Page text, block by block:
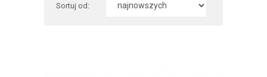
Sortuj od: